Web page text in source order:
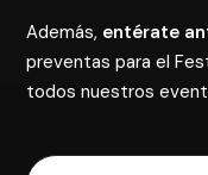
Además, entérate
preventas para el
todos nuestros